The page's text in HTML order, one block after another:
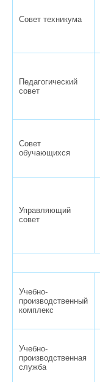
Совет техникума
Педагогический
совет
Совет
обучающихся
Управляющий
совет
Учебно-
производственный
комплекс
Учебно-
производственная
служба